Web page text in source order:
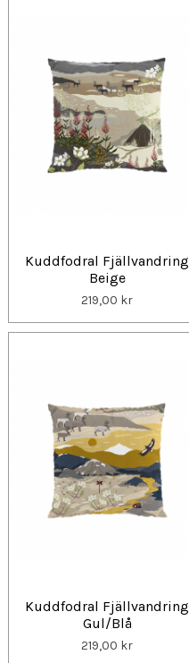
Kuddfodral Fjällvandring
Beige
219,00 kr
Kuddfodral Fjällvandring
Gul/Blå
219,00 kr